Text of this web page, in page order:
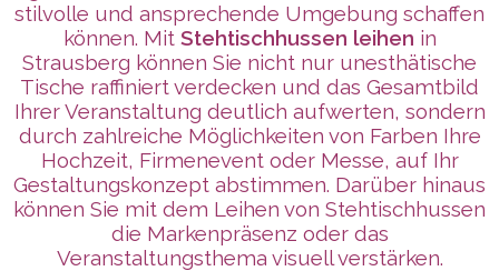
stilvolle und ansprechende Umgebung schaffen
können. Mit Stehtischhussen leihen in
Strausberg können Sie nicht nur unesthätische
Tische raffiniert verdecken und das Gesamtbild
Ihrer Veranstaltung deutlich aufwerten, sondern
durch zahlreiche Möglichkeiten von Farben Ihre
Hochzeit, Firmenevent oder Messe, auf Ihr
Gestaltungskonzept abstimmen. Darüber hinaus
können Sie mit dem Leihen von Stehtischhussen
die Markenpräsenz oder das
Veranstaltungsthema visuell verstärken.